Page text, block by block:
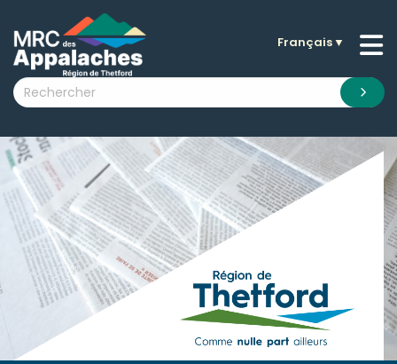
submenu (La MRC )
submenu (Citoyens )
submenu (Visiteurs )
submenu (Nouvelles )
submenu (Documentation )
Français▼